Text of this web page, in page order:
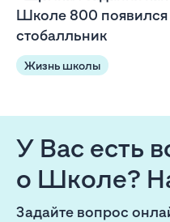
Школе 800
стобалльник
Жизнь школы
У Вас есть
о Школе?
Задайте вопрос